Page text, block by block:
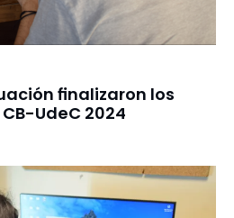
finalizaron los
UdeC 2024